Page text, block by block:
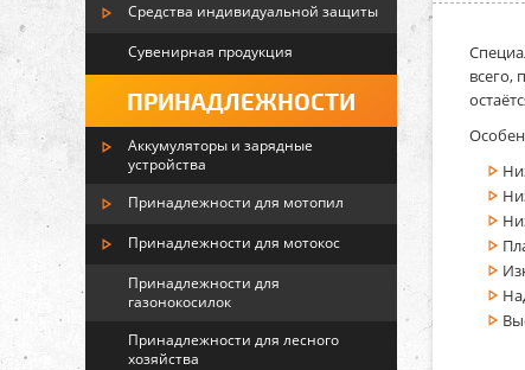
Средства индивидуальной защиты
Сувенирная продукция
ПРИНАДЛЕЖНОСТИ
Аккумуляторы и зарядные
устройства
Принадлежности для мотопил
Принадлежности для мотокос
Принадлежности для
газонокосилок
Принадлежности для лесного
хозяйства
всего,